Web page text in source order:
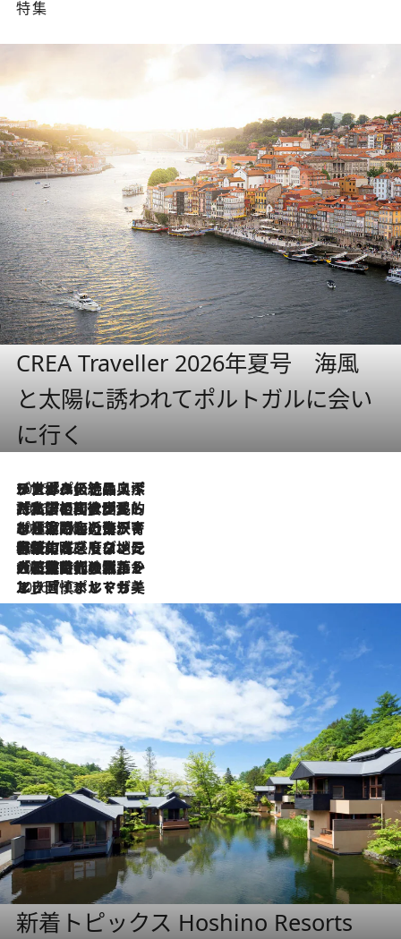
特集
CREA Traveller 2026年夏号 海風
と太陽に誘われてポルトガルに会い
に行く
2026.8.8
リスボンの絶品スイーツ「パステル・デ・ナタ」とは？ポルトガル伝統の奥深い世界へ
2026.7.27
「私の祖国はポルトガル語です」国民的詩人フェルナンド・ペソアと、彼が愛した文学の街を歩く
2026.7.26
ポルトガル近海が育む極上の海の幸。キリリと冷えた白ワインと愉しむ、シーフード専門店の贅沢
2026.7.22
伝統の味をモダンに昇華。高感度な地元客が集う、リスボンの最旬ガストロノミー
2026.7.21
大航海時代の栄華から、震災、独裁、そして革命へ。ポルトガル・首都リスボンの石畳に刻まれた「歴史の光と影」
2026.7.13
エッセイ・ヤマザキマリ「慎ましくも美しき国 ポルトガル」
新着トピックス Hoshino Resorts